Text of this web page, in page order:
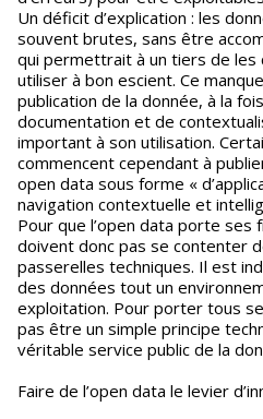
Un déficit d’explication : les
souvent brutes, sans être
qui permettrait à un tiers de
utiliser à bon escient. Ce
publication de la donnée, à la
documentation et de
important à son utilisation.
commencent cependant à
open data sous forme «
navigation contextuelle et
Pour que l’open data porte ses
doivent donc pas se contenter
passerelles techniques. Il est
des données tout un
exploitation. Pour porter tous
pas être un simple principe
véritable service public de la
Faire de l’open data le levier